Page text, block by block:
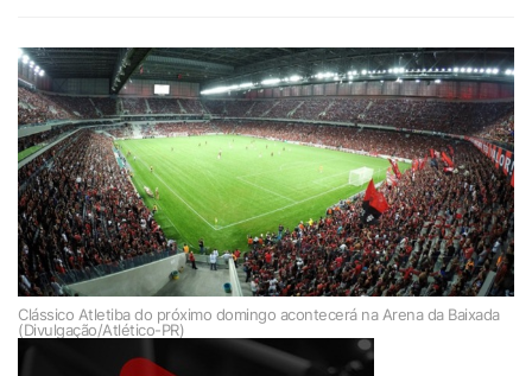
Clássico Atletiba do próximo domingo acontecerá na Arena da Baixada
(Divulgação/Atlético-PR)